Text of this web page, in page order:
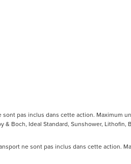
pas inclus dans cette action. Maximum
Ideal Standard, Sunshower, Lithofin,
ne sont pas inclus dans cette action.